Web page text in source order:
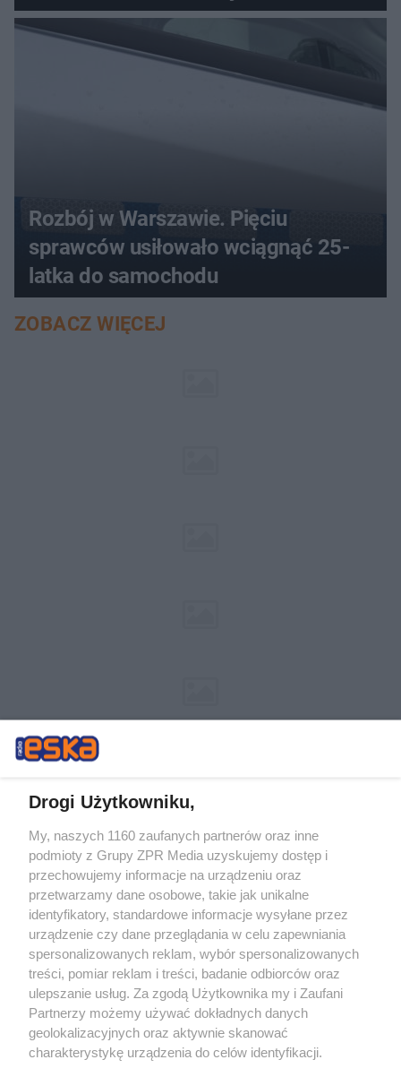
Rozbój w Warszawie. Pięciu
sprawców usiłowało wciągnąć 25-
latka do samochodu
ZOBACZ WIĘCEJ
Żaden utwór zamieszczony w serwisie nie może być powielany i
rozpowszechniany lub dalej rozpowszechniany w jakikolwiek sposób (w
tym także elektroniczny lub mechaniczny) na jakimkolwiek polu
eksploatacji w jakiejkolwiek formie, włącznie z umieszczaniem w
Internecie bez pisemnej zgody właściciela praw. Jakiekolwiek użycie lub
wykorzystanie utworów w całości lub w części z naruszeniem prawa,
tzn. bez właściwej zgody, jest zabronione pod groźbą kary i może być
ścigane prawnie.
Drogi Użytkowniku,
My, naszych 1160 zaufanych partnerów oraz inne
podmioty z Grupy ZPR Media uzyskujemy dostęp i
przechowujemy informacje na urządzeniu oraz
przetwarzamy dane osobowe, takie jak unikalne
identyfikatory, standardowe informacje wysyłane przez
urządzenie czy dane przeglądania w celu zapewniania
spersonalizowanych reklam, wybór spersonalizowanych
treści, pomiar reklam i treści, badanie odbiorców oraz
ulepszanie usług. Za zgodą Użytkownika my i Zaufani
Partnerzy możemy używać dokładnych danych
geolokalizacyjnych oraz aktywnie skanować
charakterystykę urządzenia do celów identyfikacji.